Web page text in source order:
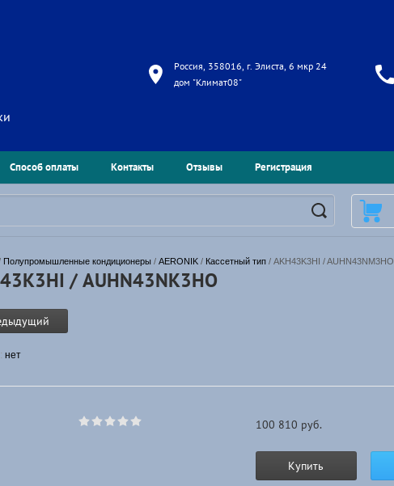
Россия, 358016, г. Элиста, 6 мкр 24
дом "Климат08"
Способ оплаты Контакты Отзывы Регистрация
Полупромышленные кондиционеры / AERONIK / Кассетный тип / AKH43K3HI / AUHN43NM3HO
/ AUHN43NK3HO
нет
100 810 руб.
Купить